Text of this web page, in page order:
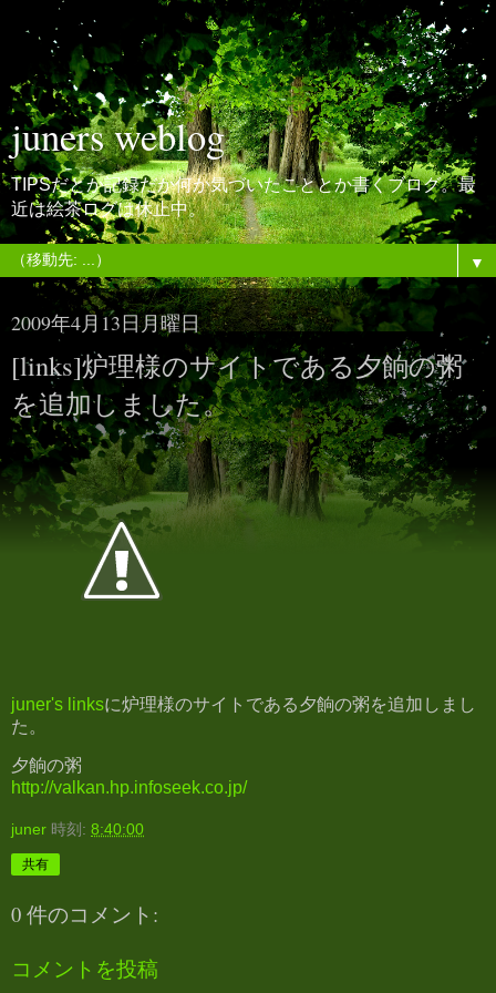
juners weblog
TIPSだとか記録だか何か気づいたこととか書くブログ。最
近は絵茶ログは休止中。
▼
2009年4月13日月曜日
[links]炉理様のサイトである夕餉の粥
を追加しました。
juner's linksに炉理様のサイトである夕餉の粥を追加しまし
た。
夕餉の粥
http://valkan.hp.infoseek.co.jp/
juner 時刻: 8:40:00
共有
0 件のコメント:
コメントを投稿